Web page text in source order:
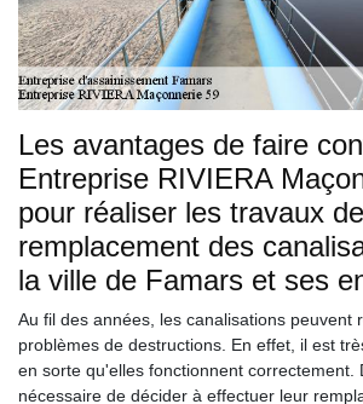
Les avantages de faire
Entreprise RIVIERA
pour réaliser les travaux de
remplacement des
la ville de Famars et ses
Au fil des années, les canalisations peuvent
problèmes de destructions. En effet, il est
en sorte qu'elles fonctionnent correctement.
nécessaire de décider à effectuer leur